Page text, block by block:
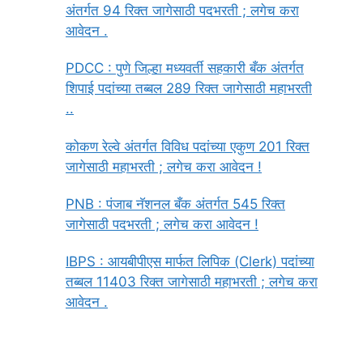
अंतर्गत 94 रिक्त जागेसाठी पदभरती ; लगेच करा
आवेदन .
PDCC : पुणे जिल्हा मध्यवर्ती सहकारी बँक अंतर्गत
शिपाई पदांच्या तब्बल 289 रिक्त जागेसाठी महाभरती
..
कोकण रेल्वे अंतर्गत विविध पदांच्या एकुण 201 रिक्त
जागेसाठी महाभरती ; लगेच करा आवेदन !
PNB : पंजाब नॅशनल बँक अंतर्गत 545 रिक्त
जागेसाठी पदभरती ; लगेच करा आवेदन !
IBPS : आयबीपीएस मार्फत लिपिक (Clerk) पदांच्या
तब्बल 11403 रिक्त जागेसाठी महाभरती ; लगेच करा
आवेदन .